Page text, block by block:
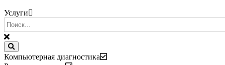
Услуги
Компьютерная диагностика